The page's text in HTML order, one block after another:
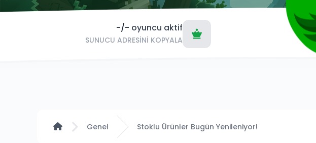
-/- oyuncu aktif
SUNUCU ADRESINI KOPYALA
Anasayfa
Genel Stoklu Ürünler Bugün Yenileniyor!